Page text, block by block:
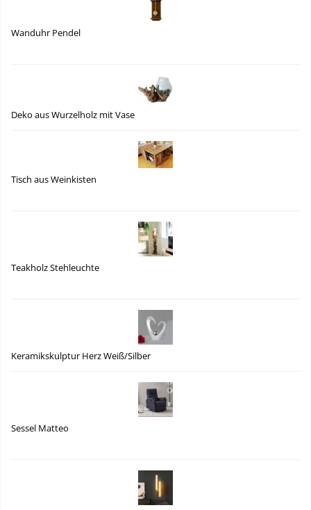
Wanduhr Pendel
Deko aus Wurzelholz mit Vase
Tisch aus Weinkisten
Teakholz Stehleuchte
Keramikskulptur Herz Weiß/Silber
Sessel Matteo